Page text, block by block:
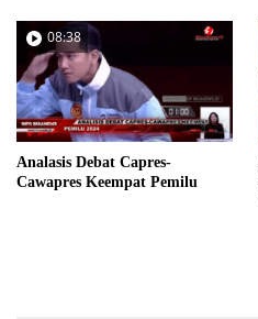
08:38
Analasis Debat Capres-
Cawapres Keempat Pemilu